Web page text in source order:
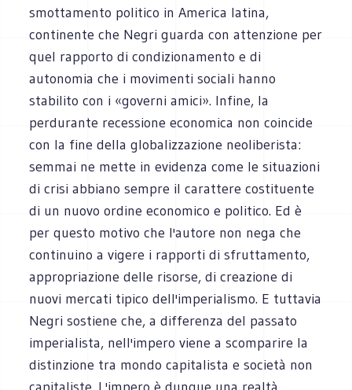
smottamento politico in America latina,
continente che Negri guarda con attenzione per
quel rapporto di condizionamento e di
autonomia che i movimenti sociali hanno
stabilito con i «governi amici». Infine, la
perdurante recessione economica non coincide
con la fine della globalizzazione neoliberista:
semmai ne mette in evidenza come le situazioni
di crisi abbiano sempre il carattere costituente
di un nuovo ordine economico e politico. Ed è
per questo motivo che l'autore non nega che
continuino a vigere i rapporti di sfruttamento,
appropriazione delle risorse, di creazione di
nuovi mercati tipico dell'imperialismo. E tuttavia
Negri sostiene che, a differenza del passato
imperialista, nell'impero viene a scomparire la
distinzione tra mondo capitalista e società non